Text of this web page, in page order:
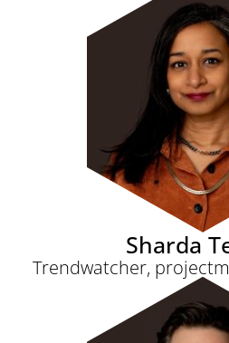
Sharda
Trendwatcher,